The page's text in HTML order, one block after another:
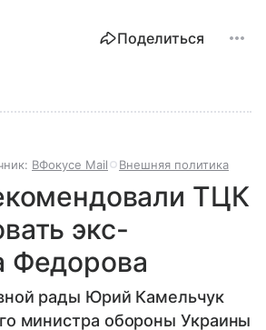
Поделиться
ВФокусе Mail Внешняя политика
ТЦК
экс-
Федорова
рады Юрий Камельчук
министра обороны Украины